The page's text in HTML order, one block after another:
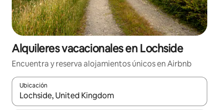
Alquileres vacacionales en Lochside
Encuentra y reserva alojamientos únicos en Airbnb
Ubicación
Cuando los resultados estén disponibles, navega con las